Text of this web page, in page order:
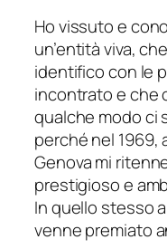
Ho vissuto e
un’entità viva,
identifico con le
incontrato e che
qualche modo ci
perché nel 1969,
Genova mi
prestigioso e
In quello stesso
venne premiato